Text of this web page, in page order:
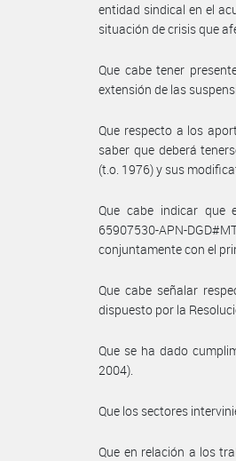
entidad sindical en el
situación de crisis que
Que cabe tener
extensión de las
Que respecto a los
saber que deberá
(t.o. 1976) y sus
Que cabe indicar que
65907530-APN-
conjuntamente con el
Que cabe señalar
dispuesto por la
Que se ha dado
2004).
Que los sectores
Que en relación a los